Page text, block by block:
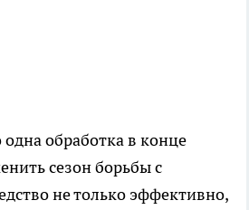
обработка в конце
сезон борьбы с
не только эффективно,